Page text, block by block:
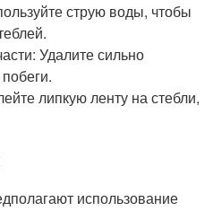
струю воды, чтобы
Удалите сильно
липкую ленту на стебли,
использование